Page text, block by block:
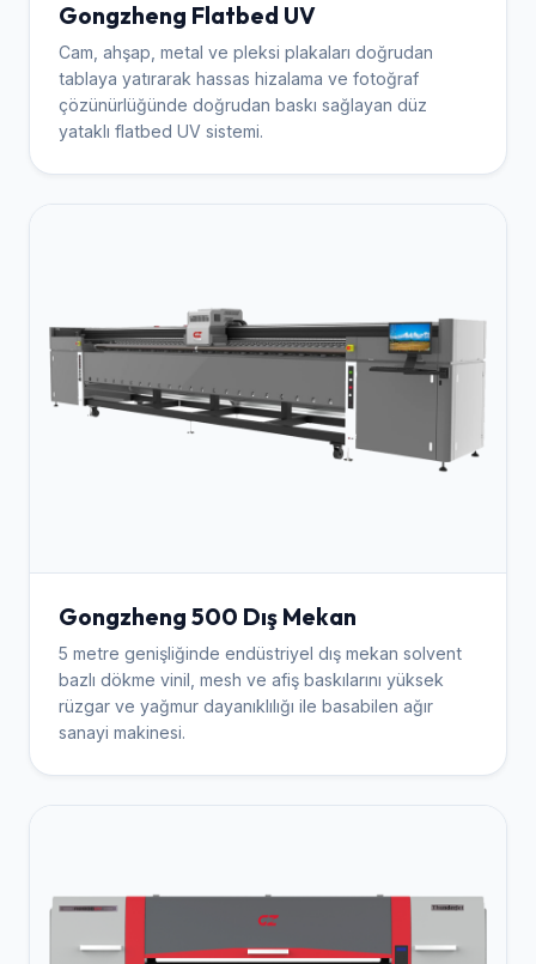
Gongzheng Flatbed UV
Cam, ahşap, metal ve pleksi plakaları doğrudan
tablaya yatırarak hassas hizalama ve fotoğraf
çözünürlüğünde doğrudan baskı sağlayan düz
yataklı flatbed UV sistemi.
Gongzheng 500 Dış Mekan
5 metre genişliğinde endüstriyel dış mekan solvent
bazlı dökme vinil, mesh ve afiş baskılarını yüksek
rüzgar ve yağmur dayanıklılığı ile basabilen ağır
sanayi makinesi.